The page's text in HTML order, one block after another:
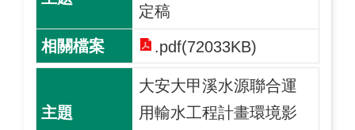
定稿
.pdf(72033KB)
大安大甲溪水源聯合運
用輸水工程計畫環境影